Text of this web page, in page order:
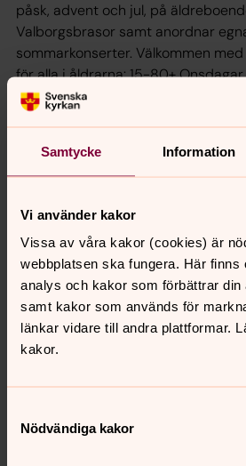
Samtycke Information
Vi använder kakor
Vissa av våra kakor (cookies) är
webbplatsen ska fungera. Här
analys och kakor som förbättrar din
samt kakor som används för
länkar vidare till andra plattformar.
kakor.
Nödvändiga kakor
påsk, advent och jul, på
Valborgsbrasor samt anordnar
sommarkonserter. Välkommen
för alla i åldrarna: 15-80+
Fryksände församlingshem.
Info: Halle 070-280 74 26 (SMS),
Mer info. om körer för barn och
Senast ändrad 9 december 2025
Synpunkter eller frågor
innehåll?
Dela